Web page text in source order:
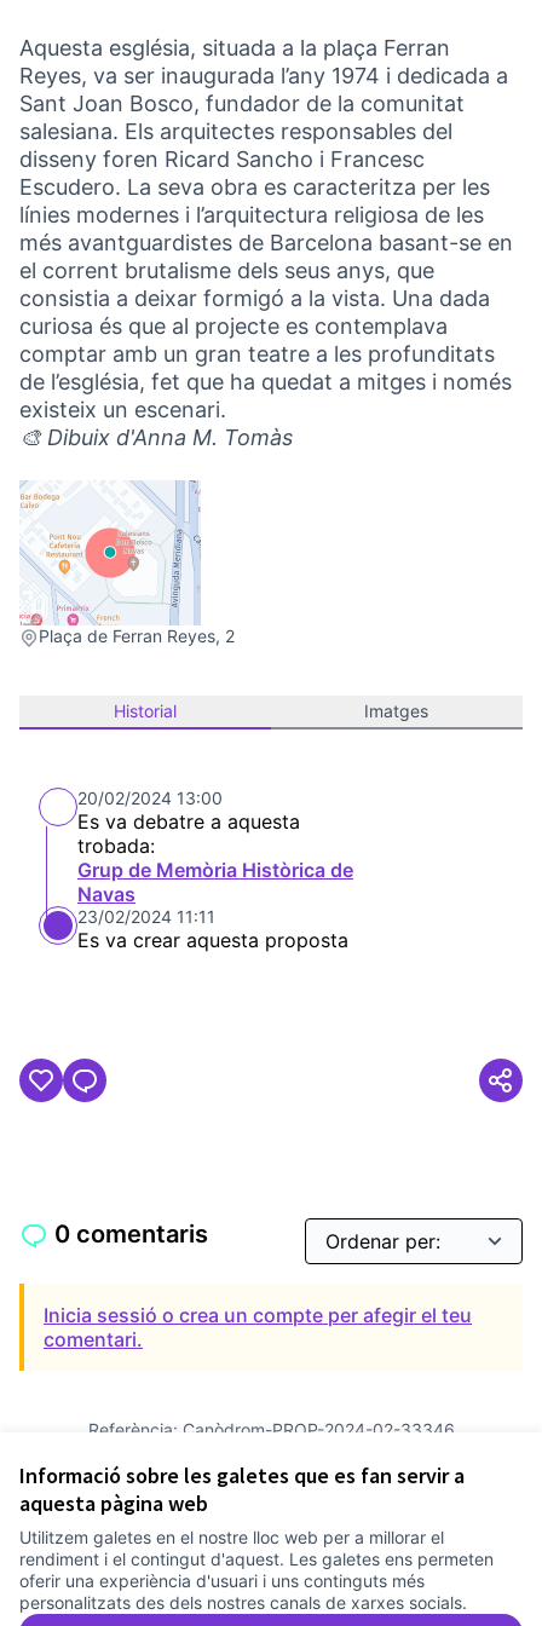
Informació sobre les galetes que es fan servir a
aquesta pàgina web
Utilitzem galetes en el nostre lloc web per a millorar el
rendiment i el contingut d'aquest. Les galetes ens permeten
oferir una experiència d'usuari i uns continguts més
personalitzats des dels nostres canals de xarxes socials.
Aquesta església, situada a la plaça Ferran
Reyes, va ser inaugurada l’any 1974 i dedicada a
Sant Joan Bosco, fundador de la comunitat
salesiana. Els arquitectes responsables del
disseny foren Ricard Sancho i Francesc
Escudero. La seva obra es caracteritza per les
línies modernes i l’arquitectura religiosa de les
més avantguardistes de Barcelona basant-se en
el corrent brutalisme dels seus anys, que
consistia a deixar formigó a la vista. Una dada
curiosa és que al projecte es contemplava
comptar amb un gran teatre a les profunditats
de l’església, fet que ha quedat a mitges i només
existeix un escenari.
🎨 Dibuix d'Anna M. Tomàs
Plaça de Ferran Reyes, 2
(Link externo)
Historial Imatges
20/02/2024 13:00
Es va debatre a aquesta
trobada:
Grup de Memòria Històrica de
Navas
23/02/2024 11:11
Es va crear aquesta proposta
0 comentaris
Inicia sessió o crea un compte per afegir el teu
comentari.
Referència: Canòdrom-PROP-2024-02-33346
Verifica l'empremta digital
Termes i condicions d'ús
Configuració de les galetes
Comunitat Canòdrom a Facebook
(Link externo)
Comunitat Canòdrom a Instagram
(Link externo)
Comunitat Canòdrom a YouTube
(Link externo)
Català
Triar la llengua Elegir el idiomaChoose language